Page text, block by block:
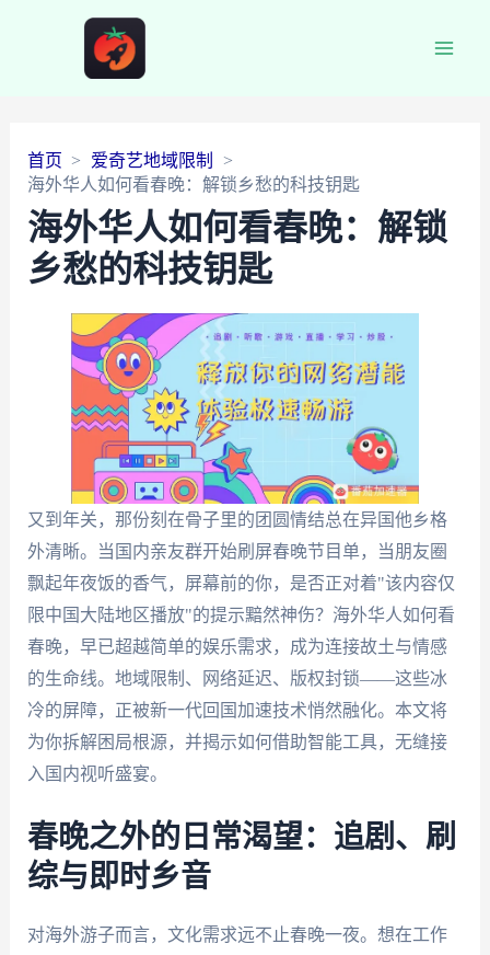
首页
爱奇艺地域限制
海外华人如何看春晚：解锁乡愁的科技钥匙
海外华人如何看春晚：解锁
乡愁的科技钥匙
又到年关，那份刻在骨子里的团圆情结总在异国他乡格
外清晰。当国内亲友群开始刷屏春晚节目单，当朋友圈
飘起年夜饭的香气，屏幕前的你，是否正对着"该内容仅
限中国大陆地区播放"的提示黯然神伤？海外华人如何看
春晚，早已超越简单的娱乐需求，成为连接故土与情感
的生命线。地域限制、网络延迟、版权封锁——这些冰
冷的屏障，正被新一代回国加速技术悄然融化。本文将
为你拆解困局根源，并揭示如何借助智能工具，无缝接
入国内视听盛宴。
春晚之外的日常渴望：追剧、刷
综与即时乡音
对海外游子而言，文化需求远不止春晚一夜。想在工作